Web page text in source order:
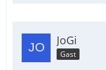
JoGi
Gast